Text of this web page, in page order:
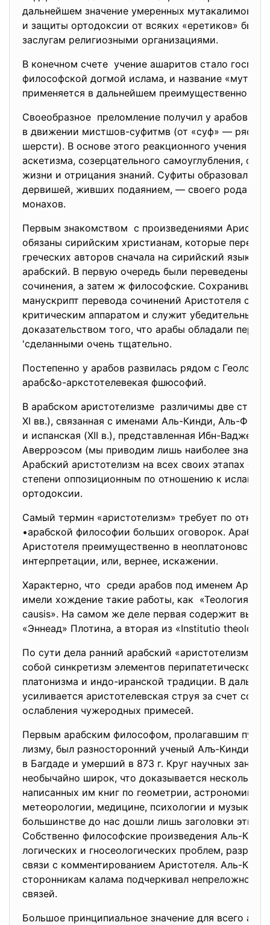
дальнейшем значение умеренных мутакалимов
и защиты ортодоксии от всяких «еретиков» было
заслугам религиозными организациями.
В конечном счете учение ашаритов стало
философской догмой ислама, и название
применяется в дальнейшем преимущественно к
Своеобразное преломление получил у арабов
в движении мистшов-суфитмв (от «суф» — ряса
шерсти). В основе этого реакционного учения
аскетизма, созерцательного самоуглубления,
жизни и отрицания знаний. Суфиты образовали
дервишей, живших подаянием, — своего рода
монахов.
Первым знакомством с произведениями
обязаны сирийским христианам, которые
греческих авторов сначала на сирийский язык, а
арабский. В первую очередь были переведены
сочинения, а затем ж философские.
манускрипт перевода сочинений Аристотеля
критическим аппаратом и служит убедительным
доказательством того, что арабы обладали
'сделанными очень тщательно.
Постепенно у арабов развилась рядом с
арабс&о-аркстотелевекая фшюсофий.
В арабском аристотелизме различимы две
XI вв.), связанная с именами Аль-Кинди, Аль-
и испанская (XII в.), представленная Ибн-Ваджей,
Аверроэсом (мы приводим лишь наиболее
Арабский аристотелизм на всех своих этапах
степени оппозиционным по отношению к
ортодоксии.
Самый термин «аристотелизм» требует по
•арабской философии больших оговорок. Арабы
Аристотеля преимущественно в неоплатоновской
интерпретации, или, вернее, искажении.
Характерно, что среди арабов под именем
имели хождение такие работы, как «Теология» и
causis». На самом же деле первая содержит
«Эннеад» Плотина, а вторая из «Institutio
По сути дела ранний арабский «аристотелизм»
собой синкретизм элементов перипатетического
платонизма и индо-иранской традиции. В
усиливается аристотелевская струя за счет
ослабления чужеродных примесей.
Первым арабским философом, пролагавшим путь
лизму, был разносторонний ученый Алъ-Кинди,
в Багдаде и умерший в 873 г. Круг научных
необычайно широк, что доказывается
написанных им книг по геометрии, астрономии,
метеорологии, медицине, психологии и музыке.
большинстве до нас дошли лишь заголовки этих
Собственно философские произведения Аль-
логических и гносеологических проблем,
связи с комментированием Аристотеля. Аль-
сторонникам калама подчеркивал
связей.
Большое принципиальное значение для всего